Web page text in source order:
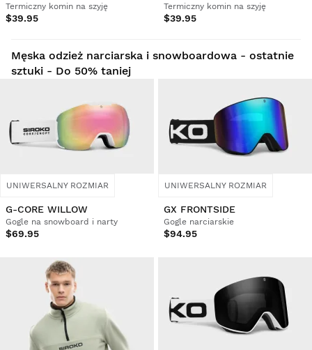
Termiczny komin na szyję
$39.95
Termiczny komin na szyję
$39.95
Męska odzież narciarska i snowboardowa - ostatnie
sztuki - Do 50% taniej
UNIWERSALNY ROZMIAR
G-CORE WILLOW
Gogle na snowboard i narty
$69.95
UNIWERSALNY ROZMIAR
GX FRONTSIDE
Gogle narciarskie
$94.95